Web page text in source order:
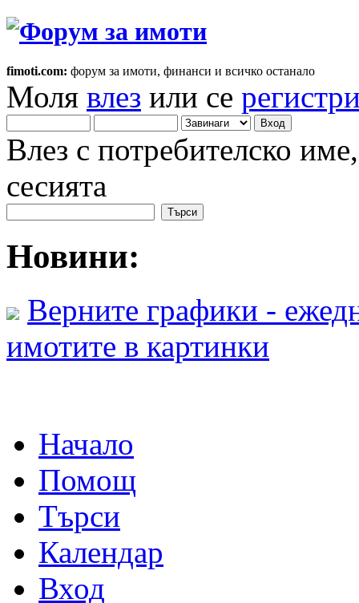
fimoti.com: форум за имоти, финанси и всичко останало
Моля влез или се
Влез с потребителско
сесията
Новини:
Верните графики -
имотите в картинки
Начало
Помощ
Търси
Календар
Вход